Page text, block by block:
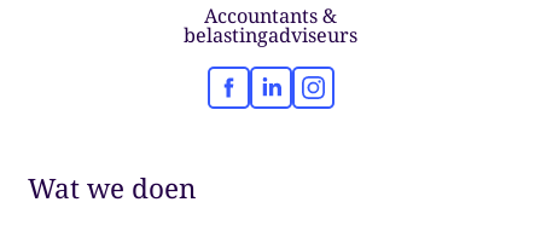
Accountants &
belastingadviseurs
Facebook
LinkedInInstagram
Wat we doen